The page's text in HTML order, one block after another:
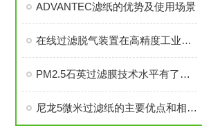
ADVANTEC滤纸的优势及使用场景
在线过滤脱气装置在高精度工业中的关键作用
PM2.5石英过滤膜技术水平有了很大的提高
尼龙5微米过滤纸的主要优点和相关应用